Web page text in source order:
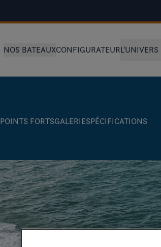
NOS BATEAUXCONFIGURATEUR
POINTS FORTSGALERIESPÉCIFICATIONS